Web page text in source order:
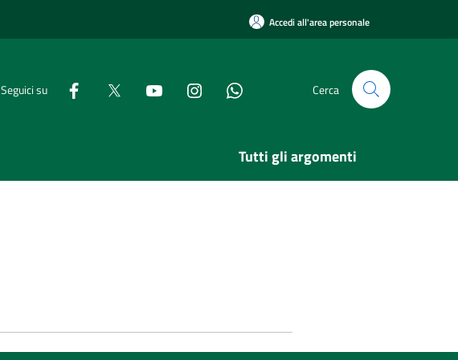
Accedi all'area personale
Seguici su Cerca
Tutti gli argomenti